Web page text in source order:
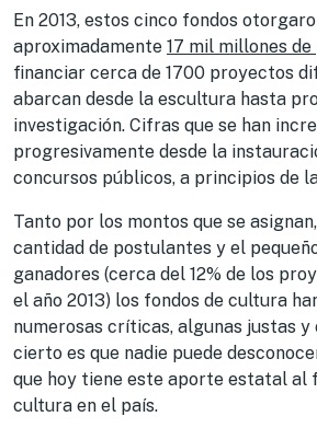
En 2013, estos cinco fondos
aproximadamente 17 mil millones de
financiar cerca de 1700 proyectos
abarcan desde la escultura hasta
investigación. Cifras que se han
progresivamente desde la
concursos públicos, a principios de
Tanto por los montos que se
cantidad de postulantes y el
ganadores (cerca del 12% de los
el año 2013) los fondos de cultura
numerosas críticas, algunas justas
cierto es que nadie puede
que hoy tiene este aporte estatal al
cultura en el país.